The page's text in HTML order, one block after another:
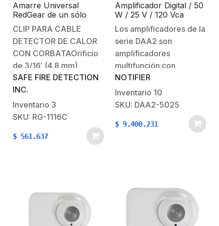
Amarre Universal
RedGear de un sólo
Bucle para Sujetar
Cable de Detección
Lineal de Calor (LHD) /
Orificio para Fijar con
Tornillo / Resistente al
Fuego / Paquete con
100 Piezas
CLIP PARA CABLE
DETECTOR DE CALOR
CON CORBATAOrificio
de 3/16′ (4,8 mm)
SAFE FIRE DETECTION
INC.
Inventario 3
SKU: RG-1116C
$ 561.637
Amplificador Digital / 50
W / 25 V / 120 Vca
Los amplificadores de la
serie DAA2 son
amplificadores
multifunción con
funcionalidad de audio
digital. Cada DAA2 es
capaz de acceder y
procesar uno de hasta
ocho canales de audio
NOTIFIER
Inventario 10
SKU: DAA2-5025
$ 9.400.231